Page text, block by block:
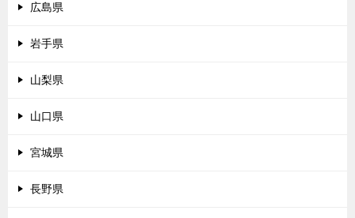
広島県
岩手県
山梨県
山口県
宮城県
長野県